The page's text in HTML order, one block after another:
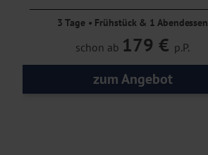
3 Tage • Frühstück & 1 Abendessen
schon ab 179 € p.P.
zum Angebot